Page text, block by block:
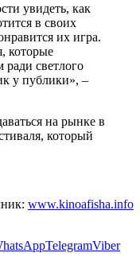
увидеть, как
в своих
их игра.
которые
ради светлого
у публики», –
на рынке в
который
www.kinoafisha.info
TelegramViber